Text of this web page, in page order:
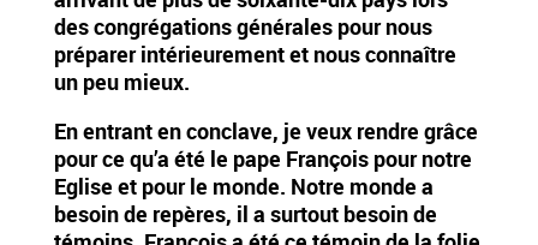
des congrégations générales pour nous
préparer intérieurement et nous connaître
un peu mieux.
En entrant en conclave, je veux rendre grâce
pour ce qu’a été le pape François pour notre
Eglise et pour le monde. Notre monde a
besoin de repères, il a surtout besoin de